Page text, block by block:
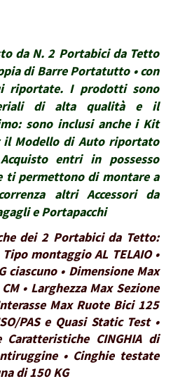
da N. 2 Portabici da Tetto
di Barre Portatutto • con
riportate. I prodotti sono
di alta qualità e il
sono inclusi anche i Kit
il Modello di Auto riportato
entri in possesso
ti permettono di montare a
altri Accessori da
e Portapacchi
dei 2 Portabici da Tetto:
montaggio AL TELAIO •
ciascuno • Dimensione Max
• Larghezza Max Sezione
Max Ruote Bici 125
PAS e Quasi Static Test •
Caratteristiche CINGHIA di
• Cinghie testate
di 150 KG